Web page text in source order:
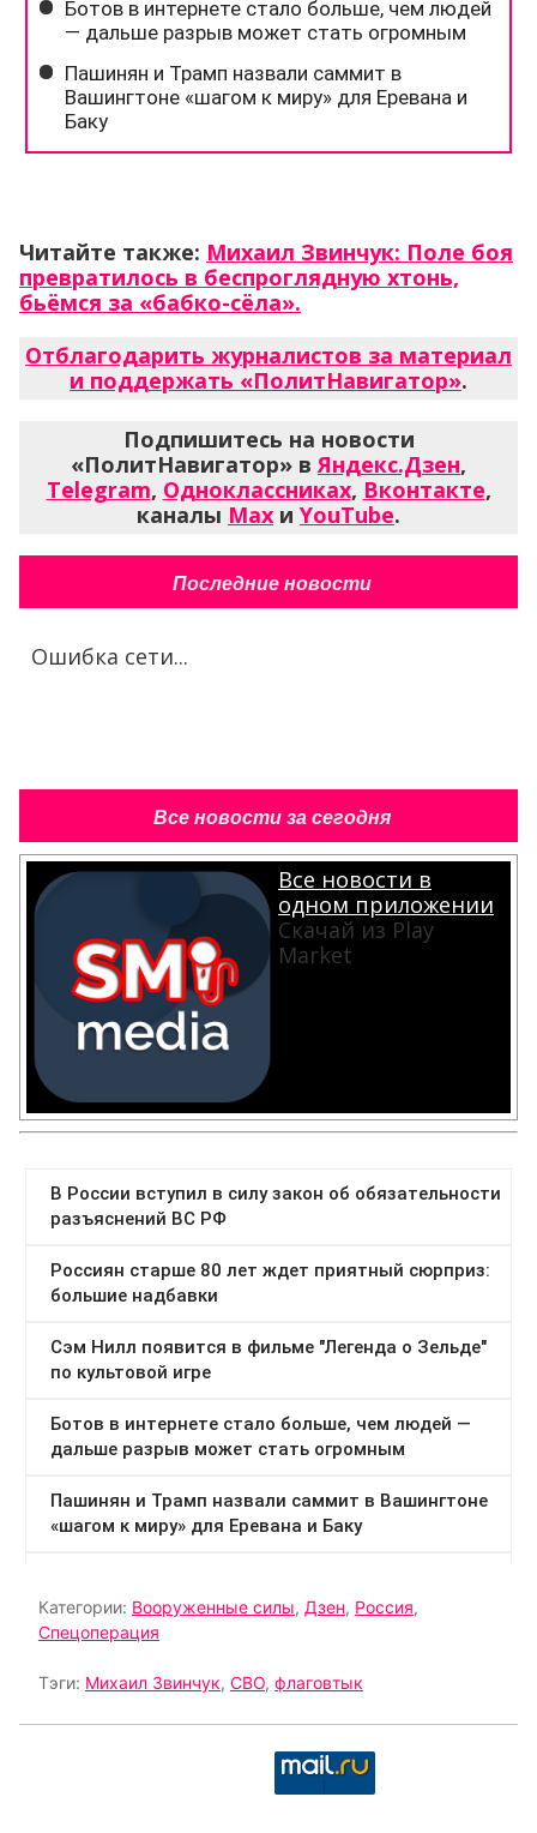
Читайте также: Михаил Звинчук: Поле боя
превратилось в беспроглядную хтонь,
бьёмся за «бабко-сёла».
Отблагодарить журналистов за материал
и поддержать «ПолитНавигатор».
Подпишитесь на новости
«ПолитНавигатор» в Яндекс.Дзен,
Telegram, Одноклассниках, Вконтакте,
каналы Max и YouTube.
Последние новости
Ошибка сети...
Все новости за сегодня
Все новости в
одном приложении
Скачай из Play
Market
Категории: Вооруженные силы, Дзен, Россия,
Спецоперация
Тэги: Михаил Звинчук, СВО, флаговтык